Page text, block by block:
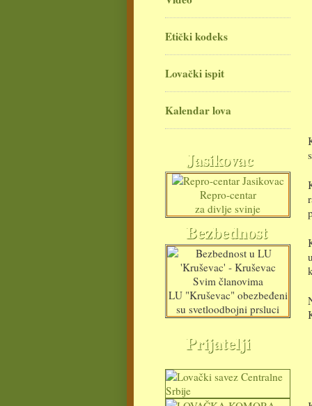
Etički kodeks
Lovački ispit
Kalendar lova
Jasikovac
Repro-centar
za divlje svinje
Bezbednost
Svim članovima
LU "Kruševac" obezbeđeni
su svetloodbojni prsluci
Prijatelji